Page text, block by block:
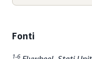
Fonti
1-6